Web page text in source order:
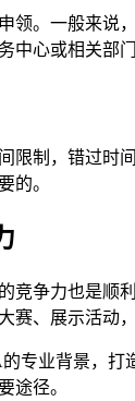
领。一般来说
中心或相关部
限制，错过时
的。
竞争力也是顺
赛、展示活动
专业背景，
途径。